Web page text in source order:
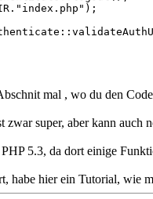
mal , wo du den
zwar super, aber kann auch
5.3, da dort einige
habe hier ein Tutorial, wie